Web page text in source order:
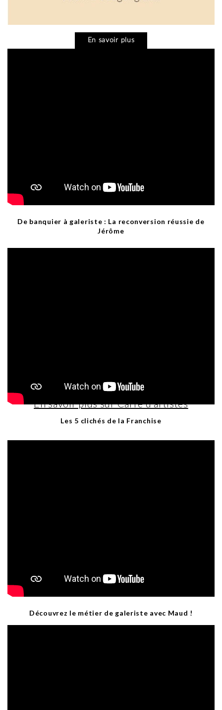
En savoir plus
En savoir plus sur Carré d'artistes
De banquier à galeriste : La reconversion réussie de
Jérôme
Les 5 clichés de la Franchise
Découvrez le métier de galeriste avec Maud !